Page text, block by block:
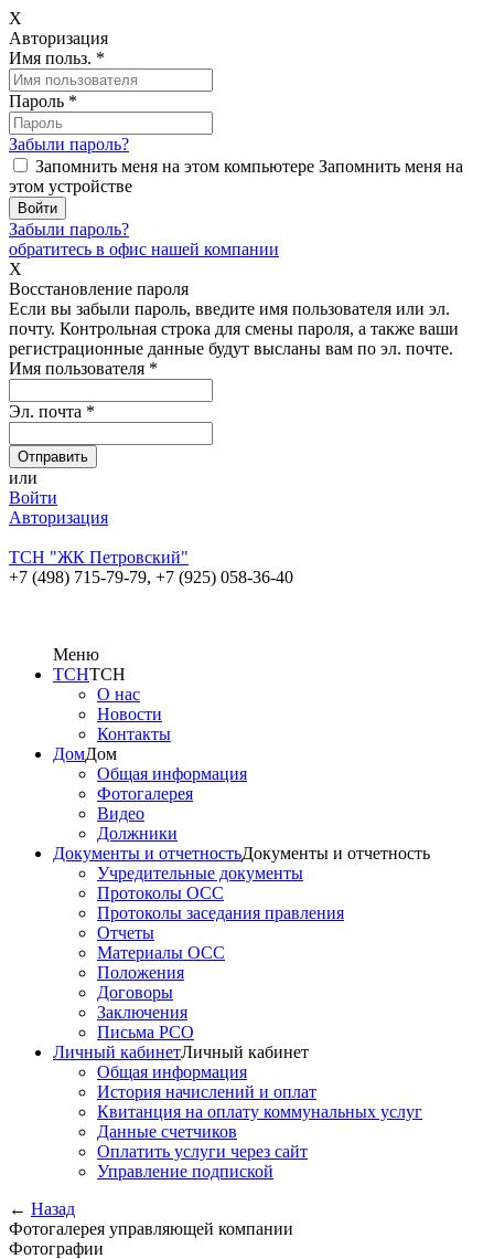
X
Авторизация
Имя польз. *
Пароль *
Забыли пароль?
Запомнить меня на этом компьютере Запомнить меня на
этом устройстве
Забыли пароль?
обратитесь в офис нашей компании
X
Восстановление пароля
Если вы забыли пароль, введите имя пользователя или эл.
почту. Контрольная строка для смены пароля, а также ваши
регистрационные данные будут высланы вам по эл. почте.
Имя пользователя *
Эл. почта *
или
Войти
Авторизация
ТСН "ЖК Петровский"
+7 (498) 715-79-79, +7 (925) 058-36-40
Меню
ТСНТСН
О нас
Новости
Контакты
ДомДом
Общая информация
Фотогалерея
Видео
Должники
Документы и отчетностьДокументы и отчетность
Учредительные документы
Протоколы ОСС
Протоколы заседания правления
Отчеты
Материалы ОСС
Положения
Договоры
Заключения
Письма РСО
Личный кабинетЛичный кабинет
Общая информация
История начислений и оплат
Квитанция на оплату коммунальных услуг
Данные счетчиков
Оплатить услуги через сайт
Управление подпиской
← Назад
Фотогалерея управляющей компании
Фотографии